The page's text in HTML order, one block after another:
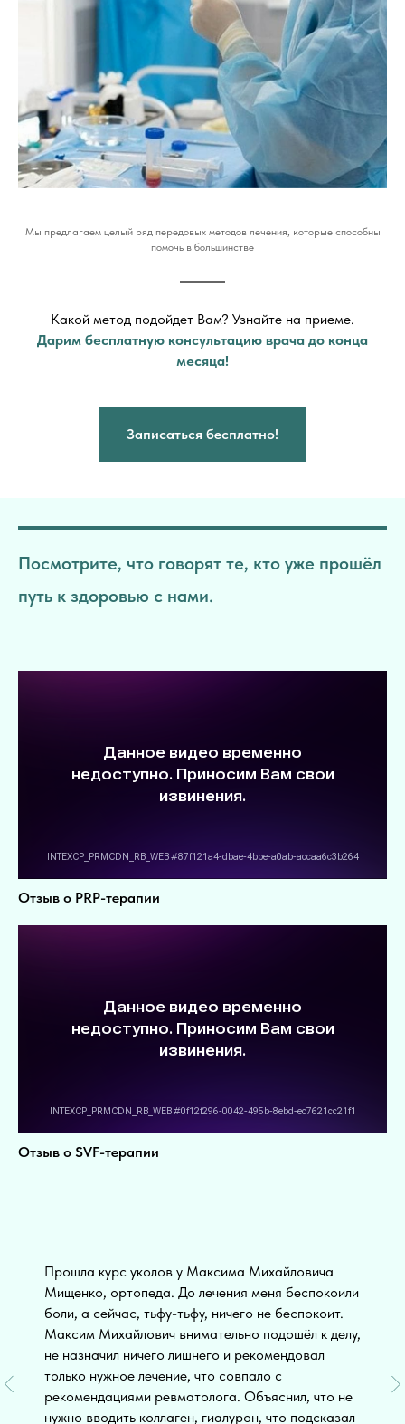
Мы предлагаем целый ряд передовых методов лечения, которые способны
помочь в большинстве
Какой метод подойдет Вам? Узнайте на приеме.
Дарим бесплатную консультацию врача до конца
месяца!
Записаться бесплатно!
Посмотрите, что говорят те, кто уже прошёл
путь к здоровью с нами.
Отзыв о PRP-терапии
Отзыв о SVF-терапии
Прошла курс уколов у Максима Михайловича
Мищенко, ортопеда. До лечения меня беспокоили
боли, а сейчас, тьфу-тьфу, ничего не беспокоит.
Максим Михайлович внимательно подошёл к делу,
не назначил ничего лишнего и рекомендовал
только нужное лечение, что совпало с
рекомендациями ревматолога. Объяснил, что не
нужно вводить коллаген, гиалурон, что подсказал